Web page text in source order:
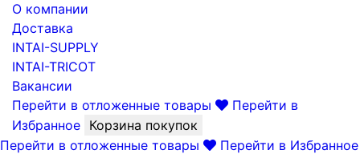
О компании
Доставка
INTAI-SUPPLY
INTAI-TRICOT
Вакансии
Перейти в отложенные товары
Перейти в
Избранное Корзина покупок
Перейти в отложенные товары
Перейти в Избранное